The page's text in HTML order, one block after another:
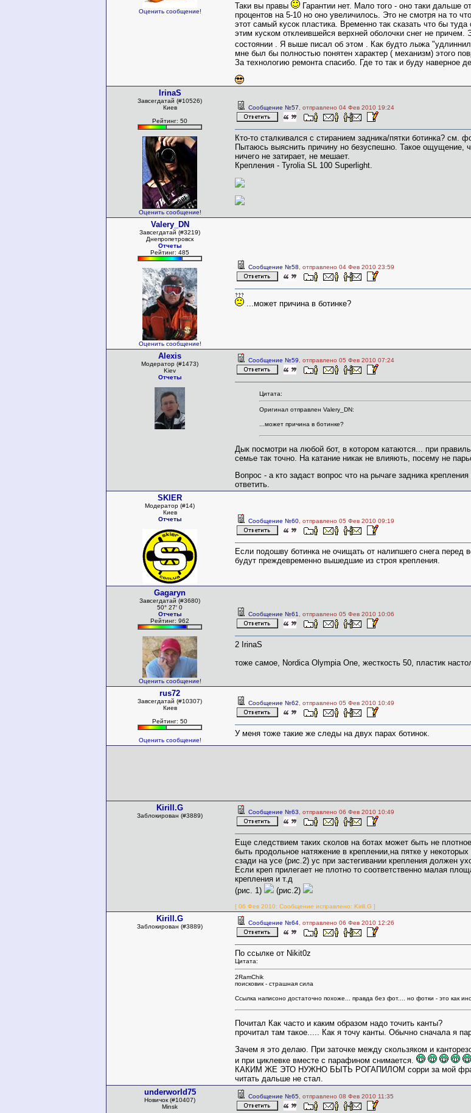
Оценить сообщение!
Таки вы правы
Гарантии нет. Мало того - оно таки дальше
процентов на 5-10 но оно увеличилось. Это не смотря на то
этот самый кусок пластика. Временно так сказать что бы
этим куском отклеившейся верхней оболочки снег не
состоянии . Я выше писал об этом . Как будто лыжа
мне был бы полностью понятен характер ( механизм) этого
За технологию ремонта спасибо. Где то так и буду
IrinaS
Завсегдатай (#10526)
Киев
Рейтинг: 50
Оценить сообщение!
Сообщение №57 , отправлено 04 Фев 2010 19:24
Кто-то сталкивался с стиранием задника/пятки ботинка? см.
Пытаюсь выяснить причину но безуспешно. Такое ощущение,
ничего не затирает, не мешает.
Крепления - Tyrolia SL 100 Superlight.
Valery_DN
Завсегдатай (#3219)
Днепропетровск
Отчеты
Рейтинг: 485
Оценить сообщение!
Сообщение №58 , отправлено 04 Фев 2010 23:59
...может причина в ботинке?
Alexis
Модератор (#1473)
Kiev
Отчеты
Сообщение №59 , отправлено 05 Фев 2010 07:24
Цитата:
Оригинал отправлен Valery_DN:
...может причина в ботинке?
Дык посмотри на любой бот, в котором катаются... при
семье так точно. На катание никак не влияють, посему не
Вопрос - а кто задаст вопрос что на рычаге задника
ответить.
SKIER
Модератор (#14)
Киев
Отчеты
Сообщение №60 , отправлено 05 Фев 2010 09:19
Если подошву ботинка не очищать от налипшего снега
будут преждевременно вышедшие из строя крепления.
Gagaryn
Завсегдатай (#3680)
50° 27′ 0
Отчеты
Рейтинг: 962
Оценить сообщение!
Сообщение №61 , отправлено 05 Фев 2010 10:06
2 IrinaS
тоже самое, Nordica Olympia One, жесткость 50, пластик
rus72
Завсегдатай (#10307)
Киев
Рейтинг: 50
Оценить сообщение!
Сообщение №62 , отправлено 05 Фев 2010 10:49
У меня тоже такие же следы на двух парах ботинок.
Kirill.G
Заблокирован (#3889)
Сообщение №63 , отправлено 06 Фев 2010 10:49
Еще следствием таких сколов на ботах может быть не
быть продольное натяжение в креплении,на пятке у
сзади на усе (рис.2) ус при застегивании крепления должен
Если креп прилегает не плотно то соответственно малая
крепления и т.д
(рис. 1)
(рис.2)
[ 06 Фев 2010: Сообщение исправлено: Kirill.G ]
Kirill.G
Заблокирован (#3889)
Сообщение №64 , отправлено 06 Фев 2010 12:26
По ссылке от Nikit0z
Цитата:
2RamChik
поисковик - страшная сила
Ссылка написоно достаточно похоже... правда без фот.... но фотки - это как
Почитал Как часто и каким образом надо точить канты?
прочитал там такое..... Как я точу канты. Обычно сначала я
Зачем я это делаю. При заточке между скользяком и
и при циклевке вместе с парафином снимается.
КАКИМ ЖЕ ЭТО НУЖНО БЫТЬ РОГАПИЛОМ сорри за мой
читать дальше не стал.
underworld75
Новичок (#10407)
Minsk
Сообщение №65 , отправлено 08 Фев 2010 11:35